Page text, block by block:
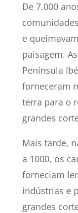
De 7.000
e
paisagem.
Península
forneceram
terra para o
grandes
Mais tarde,
a 1000, os
forneciam
indústrias e
grandes